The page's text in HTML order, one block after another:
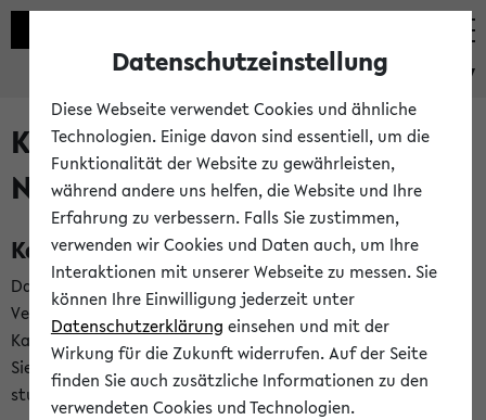
eKVV
Kalenderintegration und
Newsfeeds
Kalenderintegration
Das eKVV bietet Ihnen die Möglichkeit,
Veranstaltungstermine in eine Vielzahl von
Kalenderanwendungen einzubinden. Auf diese Weise können
Sie einen gemeinsamen Überblick über Ihre privaten und
studienbezogenen Termine erhalten.
Datenschutzeinstellung
Diese Webseite verwendet Cookies und ähnliche
Technologien. Einige davon sind essentiell, um die
Funktionalität der Website zu gewährleisten,
während andere uns helfen, die Website und Ihre
Erfahrung zu verbessern. Falls Sie zustimmen,
verwenden wir Cookies und Daten auch, um Ihre
Interaktionen mit unserer Webseite zu messen. Sie
können Ihre Einwilligung jederzeit unter
Datenschutzerklärung einsehen und mit der
Wirkung für die Zukunft widerrufen. Auf der Seite
finden Sie auch zusätzliche Informationen zu den
verwendeten Cookies und Technologien.